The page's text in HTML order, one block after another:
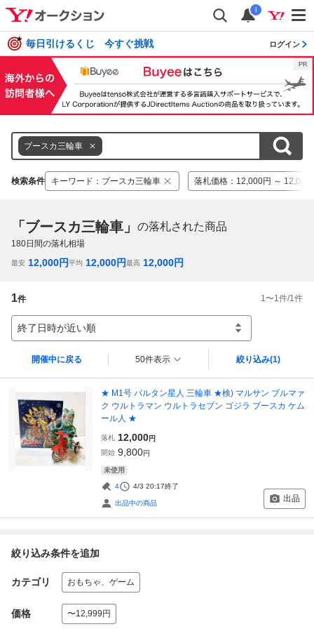
i
毎日引けるくじ 今すぐ挑戦 ログイン
ブースカ三輪車
検索条件 キーワード ： ブースカ三輪車 落札価格 ： 12,000円 ～ 12,000
「ブースカ三輪車」 の落札された商品
180日間の落札相場
最安 12,000円平均 12,000円最高 12,000円
1件 1 〜1 件/1 件
終了日時が近い順
開催中に戻る 50件表示 絞り込み(1)
★ M1号 バルタン星人 三輪車 ★検) マルサン ブルマァ
ク ウルトラマン ウルトラセブン ゴジラ ブースカ ケム
ール人 ★
落札 12,000円
開始 9,800円
未使用
4 4/3 20:17終了
出品中の商品 出品
絞り込み条件を追加
カテゴリ おもちゃ、ゲーム
価格 〜12,999円